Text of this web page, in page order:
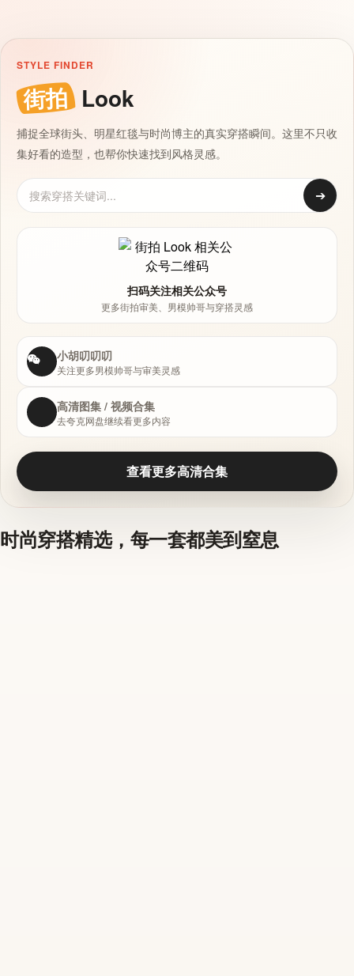
STYLE FINDER
街拍 Look
捕捉全球街头、明星红毯与时尚博主的真实穿搭瞬间。这里不只收
集好看的造型，也帮你快速找到风格灵感。
➔
扫码关注相关公众号
更多街拍审美、男模帅哥与穿搭灵感
小胡叨叨叨
关注更多男模帅哥与审美灵感
高清图集 / 视频合集
去夸克网盘继续看更多内容
查看更多高清合集
时尚穿搭精选，每一套都美到窒息